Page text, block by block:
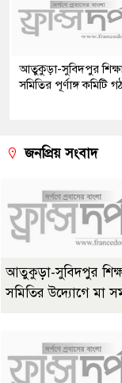
আতুকুড়া-সুবিদপুর
সমিতির পূর্ণাঙ্গ কমিটি
জনপ্রিয় সংবাদ
আতুকুড়া-সুবিদপুর
সমিতির উদ্যোগে মা